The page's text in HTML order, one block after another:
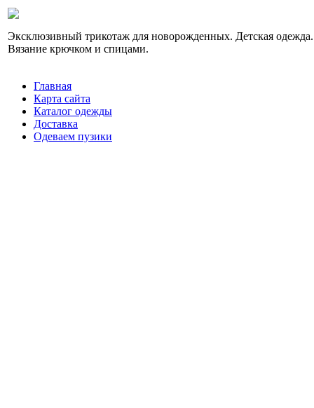
Эксклюзивный трикотаж для новорожденных. Детская одежда.
Вязание крючком и спицами.
Главная
Карта сайта
Каталог одежды
Доставка
Одеваем пузики